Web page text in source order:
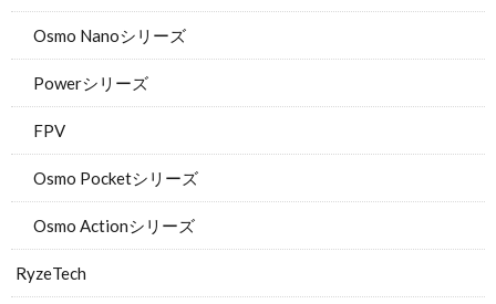
Osmo Nanoシリーズ
Powerシリーズ
FPV
Osmo Pocketシリーズ
Osmo Actionシリーズ
RyzeTech